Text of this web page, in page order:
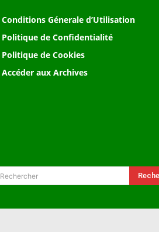
Conditions Génerale d’Utilisation
Politique de Confidentialité
Politique de Cookies
Accéder aux Archives
Rechercher